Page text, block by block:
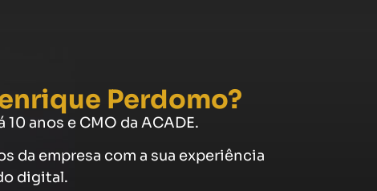
Perdomo?
anos e CMO da ACADE.
da empresa com a sua experiência
digital.